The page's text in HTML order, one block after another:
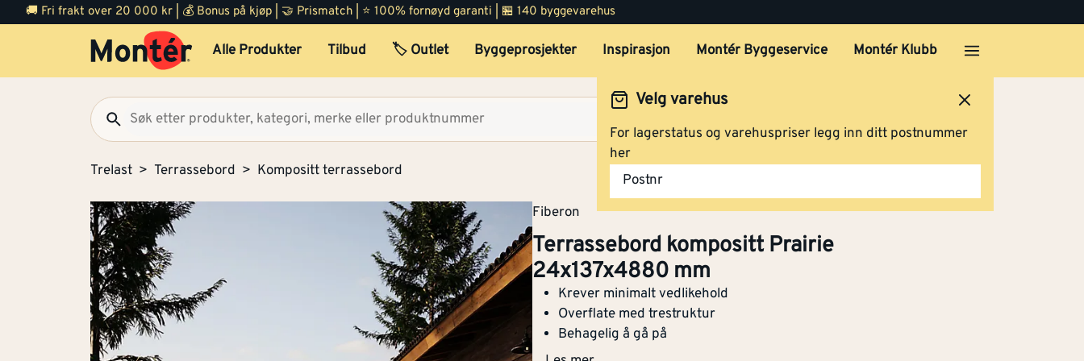
🚚 Fri frakt over 20 000 kr | 💰 Bonus på kjøp | 🤝 Prismatch | ⭐ 100% fornøyd garanti | 🏪 140 byggevarehus
Alle Produkter Tilbud 🏷️ Outlet Byggeprosjekter Inspirasjon Montér Byggeservice Montér Klubb
Velg varehus
For lagerstatus og varehuspriser legg inn ditt postnummer
her
Postnr
Trelast Terrassebord Kompositt terrassebord
Fiberon
Terrassebord kompositt Prairie
24x137x4880 mm
Krever minimalt vedlikehold
Overflate med trestruktur
Behagelig å gå på
Terrassebord kompositt Prairie
24x137x4880 mm
Bredde [mm] 137